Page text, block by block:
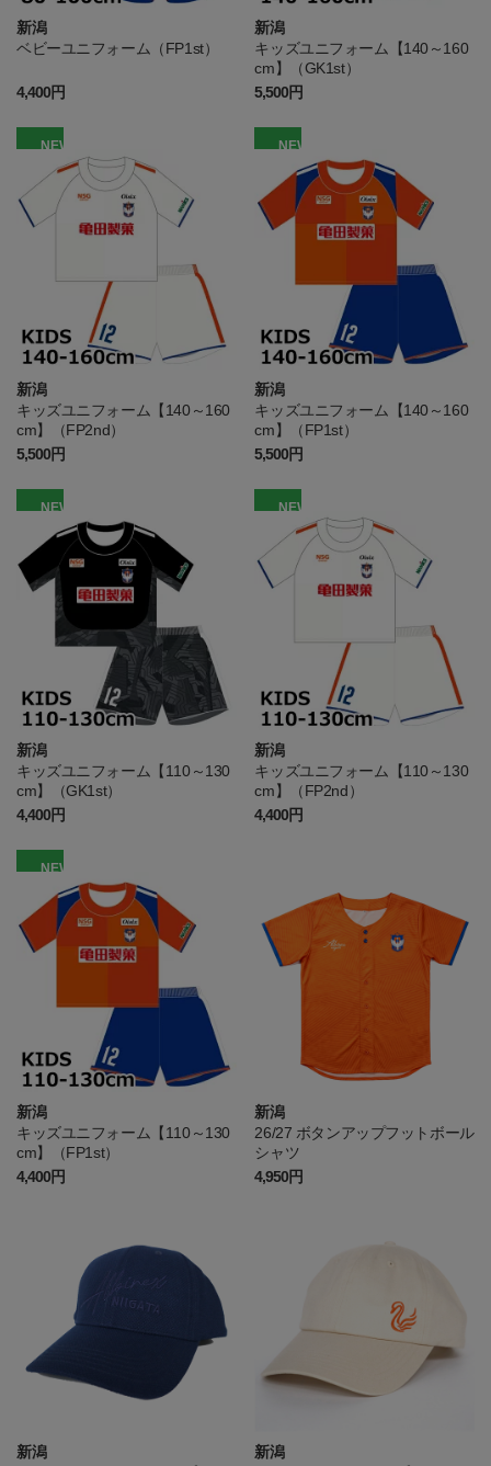
新潟
ベビーユニフォーム（FP1st）
4,400円
新潟
キッズユニフォーム【140～160
cm】（GK1st）
5,500円
NEW
新潟
キッズユニフォーム【140～160
cm】（FP2nd）
5,500円
NEW
新潟
キッズユニフォーム【140～160
cm】（FP1st）
5,500円
NEW
新潟
キッズユニフォーム【110～130
cm】（GK1st）
4,400円
NEW
新潟
キッズユニフォーム【110～130
cm】（FP2nd）
4,400円
NEW
新潟
キッズユニフォーム【110～130
cm】（FP1st）
4,400円
新潟
26/27 ボタンアップフットボール
シャツ
4,950円
新潟
新潟